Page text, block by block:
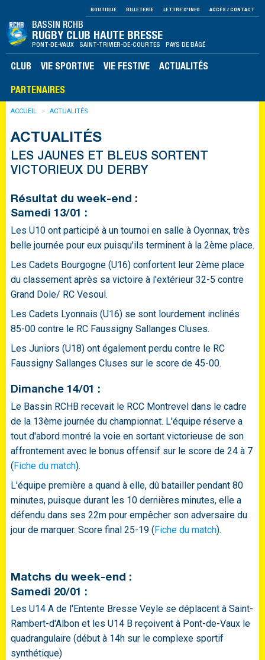
BOUTIQUE BILLETERIE LETTRE D'INFO ACCÈS / CONTACT
BASSIN RCHB
RUGBY CLUB HAUTE BRESSE
PONT-DE-VAUX SAINT-TRIVIER-DE-COURTES PAYS DE BÂGÉ
CLUB VIE SPORTIVE VIE FESTIVE ACTUALITÉS
PARTENAIRES
ACCUEIL ACTUALITÉS
ACTUALITÉS
LES JAUNES ET BLEUS SORTENT
VICTORIEUX DU DERBY
Résultat du week-end :
Samedi 13/01 :
Les U10 ont participé à un tournoi en salle à Oyonnax, très
belle journée pour eux puisqu'ils terminent à la 2ème place.
Les Cadets Bourgogne (U16) confortent leur 2ème place
du classement après sa victoire à l'extérieur 32-5 contre
Grand Dole/ RC Vesoul.
Les Cadets Lyonnais (U16) se sont lourdement inclinés
85-00 contre le RC Faussigny Sallanges Cluses.
Les Juniors (U18) ont également perdu contre le RC
Faussigny Sallanges Cluses sur le score de 45-00.
Dimanche 14/01 :
Le Bassin RCHB recevait le RCC Montrevel dans le cadre
de la 13ème journée du championnat. L'équipe réserve a
tout d'abord montré la voie en sortant victorieuse de son
affrontement avec le bonus offensif sur le score de 24 à 7
(Fiche du match).
L'équipe première a quand à elle, dû batailler pendant 80
minutes, puisque durant les 10 dernières minutes, elle a
défendu dans ses 22m pour empêcher son adversaire du
jour de marquer. Score final 25-19 (Fiche du match).
Matchs du week-end :
Samedi 20/01 :
Les U14 A de l'Entente Bresse Veyle se déplacent à Saint-
Rambert-d'Albon et les U14 B reçoivent à Pont-de-Vaux le
quadrangulaire (début à 14h sur le complexe sportif
synthétique)